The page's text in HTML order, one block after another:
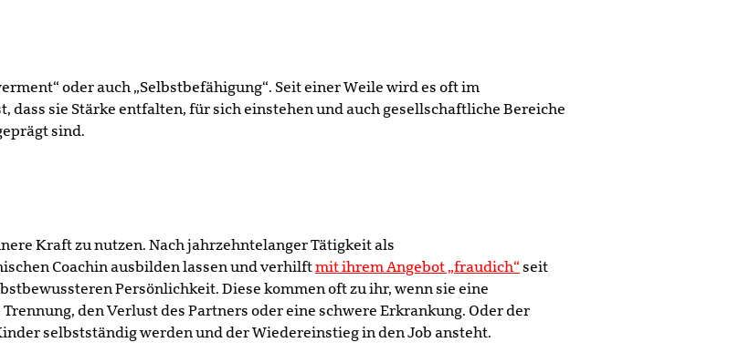
oder auch „Selbstbefähigung“. Seit einer Weile wird es oft im
dass sie Stärke entfalten, für sich einstehen und auch gesellschaftliche Bereiche
sind.
Kraft zu nutzen. Nach jahrzehntelanger Tätigkeit als
Coachin ausbilden lassen und verhilftmit ihrem Angebot „fraudich“ seit
Persönlichkeit. Diese kommen oft zu ihr, wenn sie eine
den Verlust des Partners oder eine schwere Erkrankung. Oder der
selbstständig werden und der Wiedereinstieg in den Job ansteht.